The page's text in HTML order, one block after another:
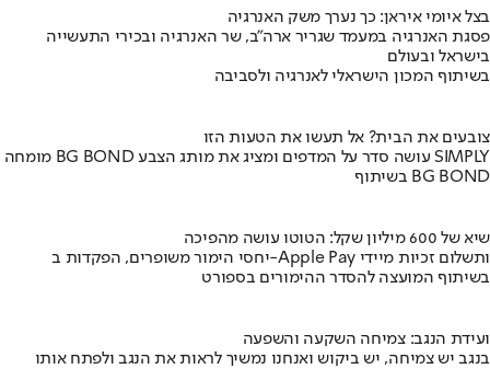
בצל איומי איראן: כך נערך משק האנרגיה
פסגת האנרגיה במעמד שגריר ארה"ב, שר האנרגיה ובכירי התעשייה
בישראל ובעולם
בשיתוף המכון הישראלי לאנרגיה ולסביבה
צובעים את הבית? אל תעשו את הטעות הזו
מומחה BG BOND עושה סדר על המדפים ומציג את מותג הצבע SIMPLY
בשיתוף BG BOND
שיא של 600 מיליון שקל: הטוטו עושה מהפיכה
יחסי הימור משופרים, הפקדות ב-Apple Pay ותשלום זכיות מיידי
בשיתוף המועצה להסדר ההימורים בספורט
ועידת הנגב: צמיחה השקעה והשפעה
בנגב יש צמיחה, יש ביקוש ואנחנו נמשיך לראות את הנגב ולפתח אותו